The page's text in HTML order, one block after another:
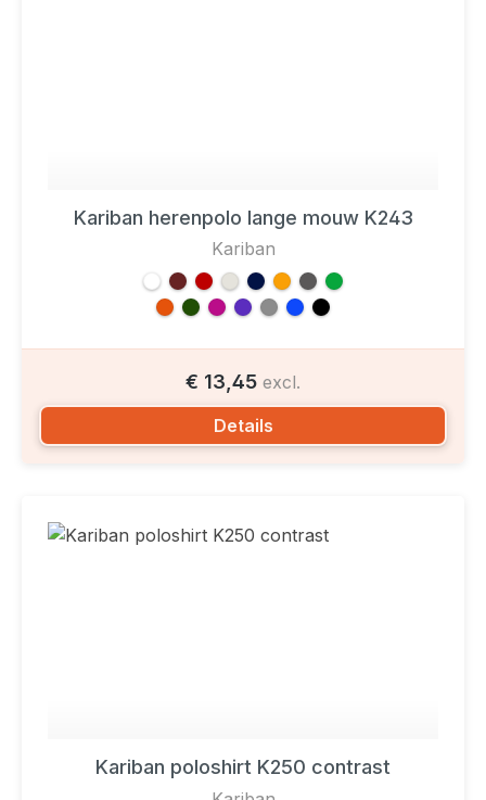
Kariban herenpolo lange mouw K243
Kariban
€ 13,45 excl.
Details
Kariban poloshirt K250 contrast